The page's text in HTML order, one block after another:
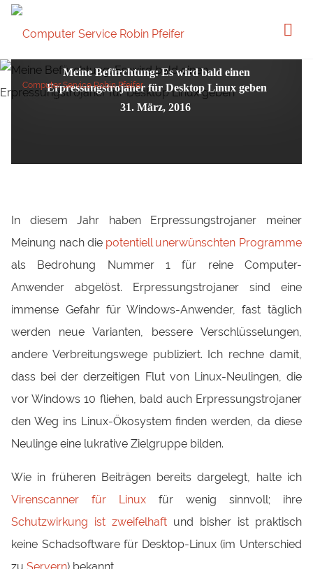
Computer Service Robin Pfeifer
Webdesign und Websitepflege in Remscheid
Meine Befürchtung: Es wird bald einen
Erpressungstrojaner für Desktop Linux geben
31. März, 2016
Grundlagen IT Sicherheit
In diesem Jahr haben Erpressungstrojaner meiner
Meinung nach die potentiell unerwünschten Programme
als Bedrohung Nummer 1 für reine Computer-
Anwender abgelöst. Erpressungstrojaner sind eine
immense Gefahr für Windows-Anwender, fast täglich
werden neue Varianten, bessere Verschlüsselungen,
andere Verbreitungswege publiziert. Ich rechne damit,
dass bei der derzeitigen Flut von Linux-Neulingen, die
vor Windows 10 fliehen, bald auch Erpressungstrojaner
den Weg ins Linux-Ökosystem finden werden, da diese
Neulinge eine lukrative Zielgruppe bilden.
Wie in früheren Beiträgen bereits dargelegt, halte ich
Virenscanner für Linux für wenig sinnvoll; ihre
Schutzwirkung ist zweifelhaft und bisher ist praktisch
keine Schadsoftware für Desktop-Linux (im Unterschied